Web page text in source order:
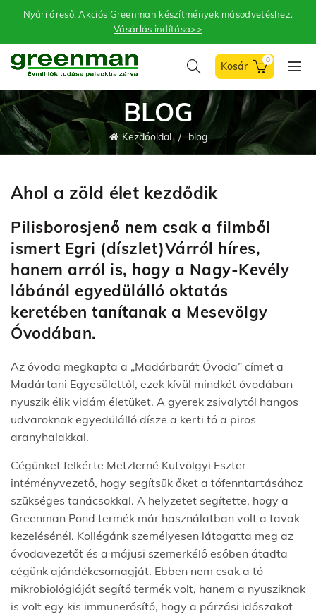
Nyári áreső! Akciós Greenman készítmények másodvetéshez.
Vásárlás indítása>>
0
BLOG
Kezdőoldal blog
Ahol a zöld élet kezdődik
Pilisborosjenő nem csak a filmből
ismert Egri (díszlet)Várról híres,
hanem arról is, hogy a Nagy-Kevély
lábánál egyedülálló oktatás
keretében tanítanak a Mesevölgy
Óvodában.
Az óvoda megkapta a „Madárbarát Óvoda” címet a
Madártani Egyesülettől, ezek kívül mindkét óvodában
nyuszik élik vidám életüket. A gyerek zsivalytól hangos
udvaroknak egyedülálló dísze a kerti tó a piros
aranyhalakkal.
Cégünket felkérte Metzlerné Kutvölgyi Eszter
intéményvezető, hogy segítsük őket a tófenntartásához
szükséges tanácsokkal. A helyzetet segítette, hogy a
Greenman Pond termék már használatban volt a tavak
kezelésénél. Kollégánk személyesen látogatta meg az
óvodavezetőt és a májusi szemerkélő esőben átadta
cégünk ajándékcsomagját. Ebben nem csak a tó
mikrobiológiáját segítő termék volt, hanem a nyusziknak
is volt egy kis immunerősítő, hogy a párzási időszakot